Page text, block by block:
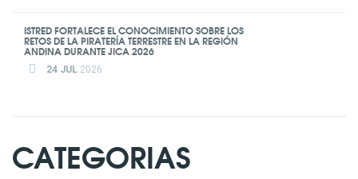
ISTRED FORTALECE EL CONOCIMIENTO SOBRE LOS
RETOS DE LA PIRATERÍA TERRESTRE EN LA REGIÓN
ANDINA DURANTE JICA 2026
24 JUL 2026
CATEGORIAS